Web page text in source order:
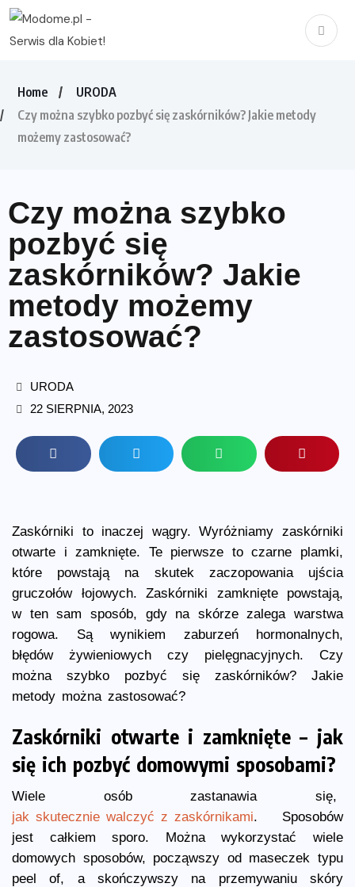
Home
URODA
Czy można szybko pozbyć się zaskórników? Jakie metody
możemy zastosować?
Czy można szybko
pozbyć się
zaskórników? Jakie
metody możemy
zastosować?
URODA
22 SIERPNIA, 2023
Zaskórniki to inaczej wągry. Wyróżniamy zaskórniki
otwarte i zamknięte. Te pierwsze to czarne plamki,
które powstają na skutek zaczopowania ujścia
gruczołów łojowych. Zaskórniki zamknięte powstają,
w ten sam sposób, gdy na skórze zalega warstwa
rogowa. Są wynikiem zaburzeń hormonalnych,
błędów żywieniowych czy pielęgnacyjnych. Czy
można szybko pozbyć się zaskórników? Jakie
metody można zastosować?
Zaskórniki otwarte i zamknięte – jak
się ich pozbyć domowymi sposobami?
Wiele osób zastanawia się,
jak skutecznie walczyć z zaskórnikami. Sposobów
jest całkiem sporo. Można wykorzystać wiele
domowych sposobów, począwszy od maseczek typu
peel of, a skończywszy na przemywaniu skóry